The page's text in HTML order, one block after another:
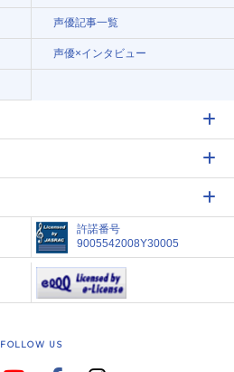
声優記事一覧
声優×インタビュー
許諾番号
9005542008Y30005
FOLLOW US